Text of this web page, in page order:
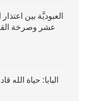
العبوديَّة بين اعتذار
عشر وصرخة
البابا: حياة الله